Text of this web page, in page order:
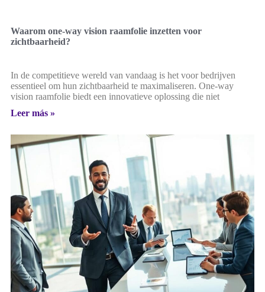
Waarom one-way vision raamfolie inzetten voor
zichtbaarheid?
In de competitieve wereld van vandaag is het voor bedrijven
essentieel om hun zichtbaarheid te maximaliseren. One-way
vision raamfolie biedt een innovatieve oplossing die niet
Leer más »